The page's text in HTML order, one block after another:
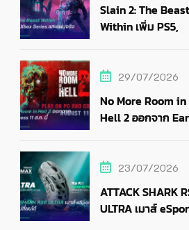
Slain 2: The Beast
Within เพิ่ม PS5,
29/07/2026
No More Room in
Hell 2 ออกจาก
23/07/2026
ATTACK SHARK
ULTRA เมาส์